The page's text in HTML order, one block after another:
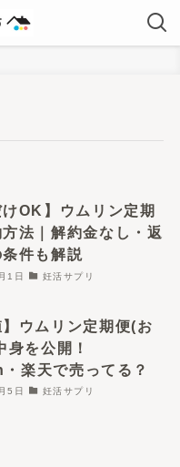
けOK】ウムリン定期
法｜解約金なし・返
件も解説
1日 妊活サプリ
】ウムリン定期便(お
身を公開！
楽天で売ってる？
5日 妊活サプリ